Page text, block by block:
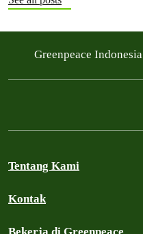
Greenpeace Indonesia
Tentang Kami
Kontak